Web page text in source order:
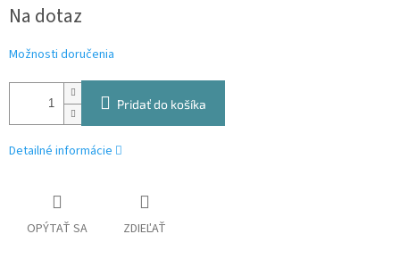
cena:
Na dotaz
Možnosti doručenia
Pridať do košíka
Detailné informácie
OPÝTAŤ SA ZDIEĽAŤ